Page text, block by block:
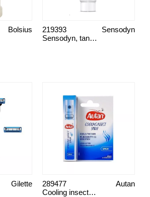
Bolsius
Sensodyn, tandkräm original
Sensodyn
219393
Gilette
Cooling insect, Autan
Autan
289477